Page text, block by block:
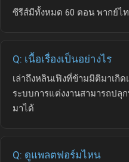
ซีรีส์มีทั้งหมด 60 ตอน พากย์ไ
Q: เนื้อเรื่องเป็นอย่างไร
เล่าถึงหลินเฟิงที่ข้ามมิติมาเกิ
ระบบการแต่งงานสามารถปลุ
มาได้
Q: ดูแพลตฟอร์มไหน